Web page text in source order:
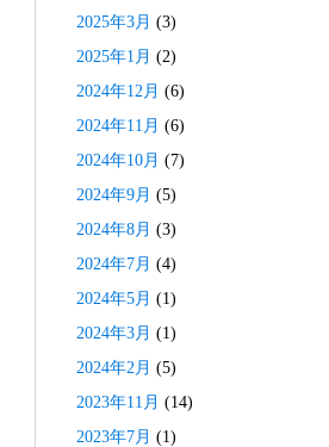
2025年3月 (3)
2025年1月 (2)
2024年12月 (6)
2024年11月 (6)
2024年10月 (7)
2024年9月 (5)
2024年8月 (3)
2024年7月 (4)
2024年5月 (1)
2024年3月 (1)
2024年2月 (5)
2023年11月 (14)
2023年7月 (1)